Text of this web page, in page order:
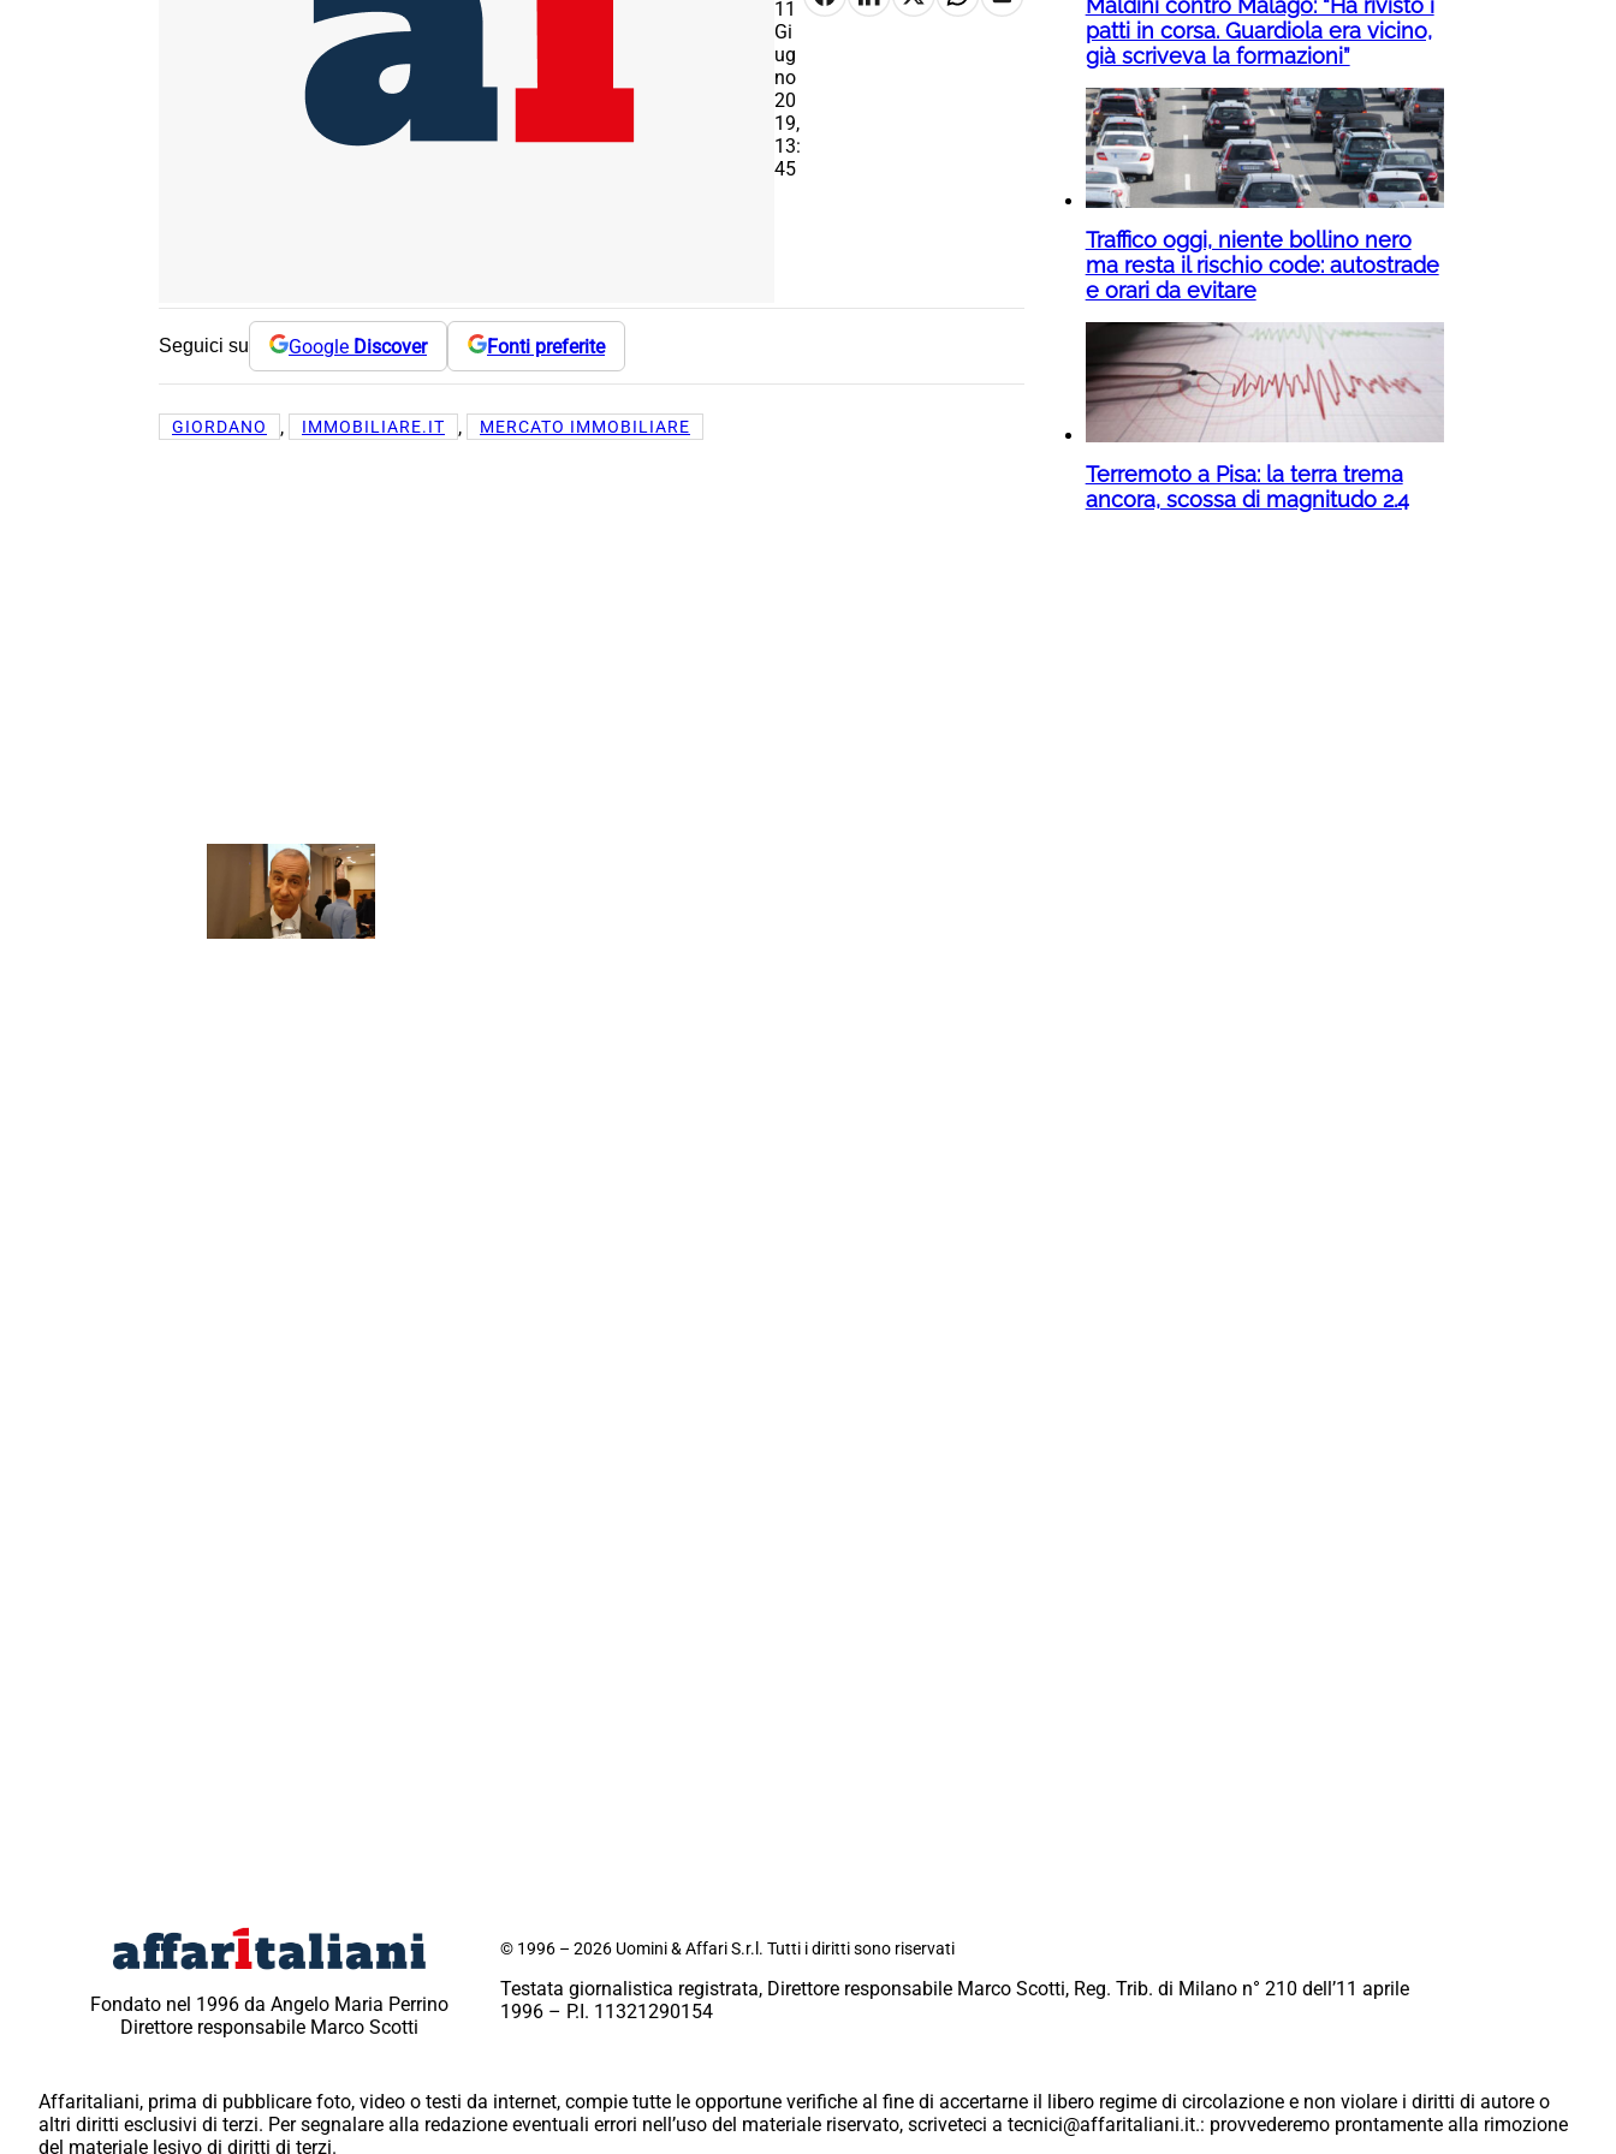
11
Gi
ug
no
20
19,
13:
45
Seguici su Google Discover Fonti preferite
GIORDANO , IMMOBILIARE.IT , MERCATO IMMOBILIARE
Maldini contro Malagò: “Ha rivisto i
patti in corsa. Guardiola era vicino,
già scriveva la formazioni”
Traffico oggi, niente bollino nero
ma resta il rischio code: autostrade
e orari da evitare
Terremoto a Pisa: la terra trema
ancora, scossa di magnitudo 2.4
Fondato nel 1996 da Angelo Maria Perrino
Direttore responsabile Marco Scotti
© 1996 – 2026 Uomini & Affari S.r.l. Tutti i diritti sono riservati
Testata giornalistica registrata, Direttore responsabile Marco Scotti, Reg. Trib. di Milano n° 210 dell’11 aprile
1996 – P.I. 11321290154
Affaritaliani, prima di pubblicare foto, video o testi da internet, compie tutte le opportune verifiche al fine di accertarne il libero regime di circolazione e non violare i diritti di autore o
altri diritti esclusivi di terzi. Per segnalare alla redazione eventuali errori nell’uso del materiale riservato, scriveteci a tecnici@affaritaliani.it.: provvederemo prontamente alla rimozione
del materiale lesivo di diritti di terzi.